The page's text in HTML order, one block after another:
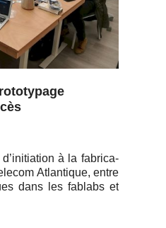
à la fa­bri­ca­
At­lan­tique, entre
dans les fablabs et